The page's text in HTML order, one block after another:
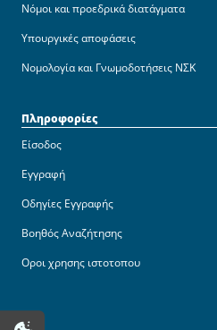
Νόμοι και προεδρικά διατάγματα
Υπουργικές αποφάσεις
Νομολογία και Γνωμοδοτήσεις ΝΣΚ
Πληροφορίες
Είσοδος
Εγγραφή
Οδηγίες Εγγραφής
Βοηθός Αναζήτησης
Οροι χρησης ιστοτοπου